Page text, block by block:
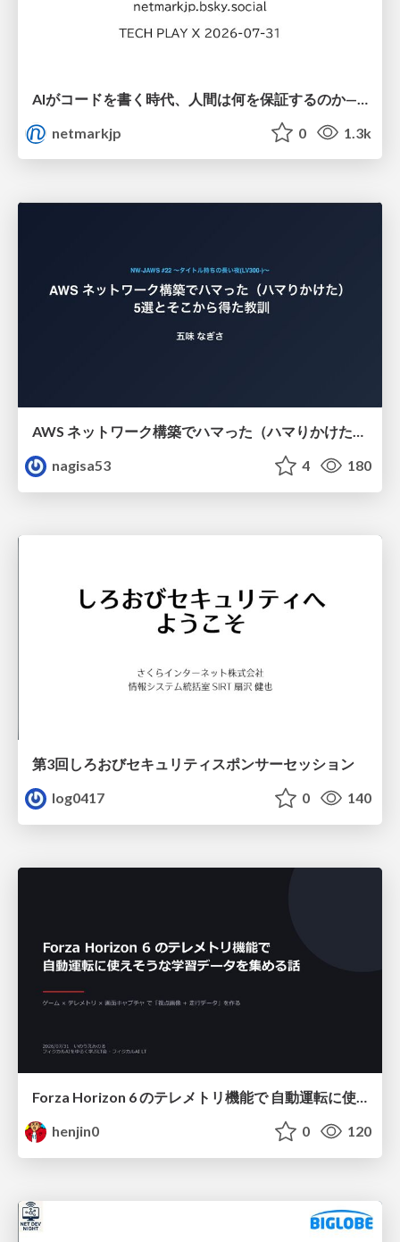
netmarkjp
0 1.3k
AWS ネットワーク構築でハマった（ハマりかけた） 5選とそこから得た教訓
nagisa53
4 180
第3回しろおびセキュリティスポンサーセッション
log0417
0 140
henjin0
0 120